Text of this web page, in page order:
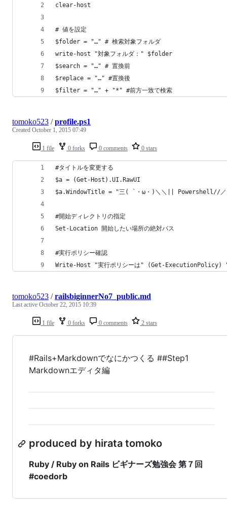
clear-host
# 値を設定
$folder = "…" # 検索対象フォルダ
write-host "対象フォルダ：" $folder
$search = "…" # 置換前
$replace = "…" #置換後
$filter = "…" + "*" #前方一致で検索
1 file 0 forks 0 comments 0 stars
tomoko523 /profile.ps1
Created October 1, 2015 07:49
#タイトルを変更する
$a = (Get-Host).UI.RawUI
$a.WindowTitle = "三( `・ω・)＼＼|| Powershell//／
#開始ディレクトリの指定
Set-Location 開始したい場所の絶対パス
#実行ポリシー確認
Write-Host "実行ポリシーは" (Get-
1 file 0 forks 0 comments 2 stars
tomoko523 /railsbiginnerNo7_public.md
Last active October 22, 2015 10:39
#Rails+Markdownでなにかつくる ##Step1
Markdownエディタ編
produced by hirata tomoko
Ruby / Ruby on Rails ビギナーズ勉強会 第７回
#coedorb